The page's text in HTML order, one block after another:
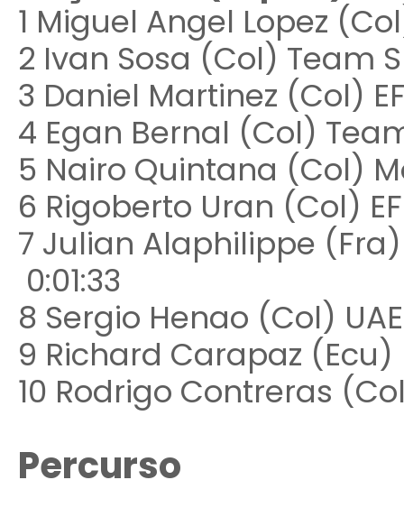
1 Miguel Angel Lopez
2 Ivan Sosa (Col) Team
3 Daniel Martinez (Col)
4 Egan Bernal (Col)
5 Nairo Quintana (Col)
6 Rigoberto Uran (Col)
7 Julian Alaphilippe
0:01:33
8 Sergio Henao (Col)
9 Richard Carapaz
10 Rodrigo Contreras
Percurso